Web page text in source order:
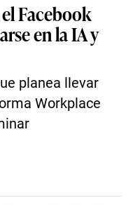
Facebook
en la IA y
planea llevar
Workplace